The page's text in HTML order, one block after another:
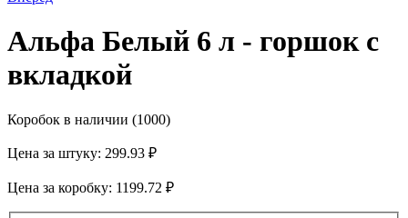
Альфа Белый 6 л - горшок с
вкладкой
Коробок в наличии (1000)
Цена за штуку: 299.93 ₽
Цена за коробку: 1199.72 ₽